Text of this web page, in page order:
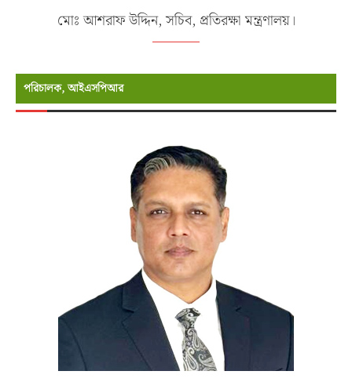
মোঃ আশরাফ উদ্দিন, সচিব, প্রতিরক্ষা মন্ত্রণালয়।
পরিচালক, আইএসপিআর